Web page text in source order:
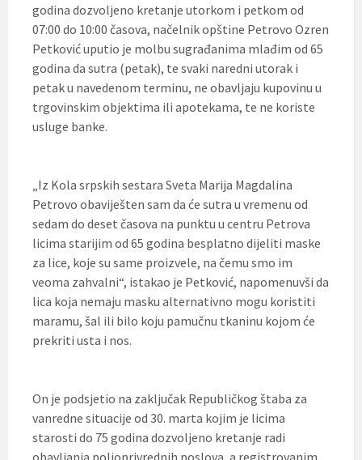
godina dozvoljeno kretanje utorkom i petkom od
07:00 do 10:00 časova, načelnik opštine Petrovo Ozren
Petković uputio je molbu sugrađanima mlađim od 65
godina da sutra (petak), te svaki naredni utorak i
petak u navedenom terminu, ne obavljaju kupovinu u
trgovinskim objektima ili apotekama, te ne koriste
usluge banke.
„Iz Kola srpskih sestara Sveta Marija Magdalina
Petrovo obaviješten sam da će sutra u vremenu od
sedam do deset časova na punktu u centru Petrova
licima starijim od 65 godina besplatno dijeliti maske
za lice, koje su same proizvele, na čemu smo im
veoma zahvalni“, istakao je Petković, napomenuvši da
lica koja nemaju masku alternativno mogu koristiti
maramu, šal ili bilo koju pamučnu tkaninu kojom će
prekriti usta i nos.
On je podsjetio na zaključak Republičkog štaba za
vanredne situacije od 30. marta kojim je licima
starosti do 75 godina dozvoljeno kretanje radi
obavljanja poljoprivrednih poslova, a registrovanim